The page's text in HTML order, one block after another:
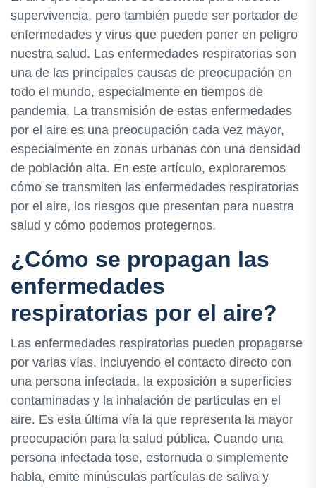
supervivencia, pero también puede ser portador de
enfermedades y virus que pueden poner en peligro
nuestra salud. Las enfermedades respiratorias son
una de las principales causas de preocupación en
todo el mundo, especialmente en tiempos de
pandemia. La transmisión de estas enfermedades
por el aire es una preocupación cada vez mayor,
especialmente en zonas urbanas con una densidad
de población alta. En este artículo, exploraremos
cómo se transmiten las enfermedades respiratorias
por el aire, los riesgos que presentan para nuestra
salud y cómo podemos protegernos.
¿Cómo se propagan las
enfermedades
respiratorias por el aire?
Las enfermedades respiratorias pueden propagarse
por varias vías, incluyendo el contacto directo con
una persona infectada, la exposición a superficies
contaminadas y la inhalación de partículas en el
aire. Es esta última vía la que representa la mayor
preocupación para la salud pública. Cuando una
persona infectada tose, estornuda o simplemente
habla, emite minúsculas partículas de saliva y